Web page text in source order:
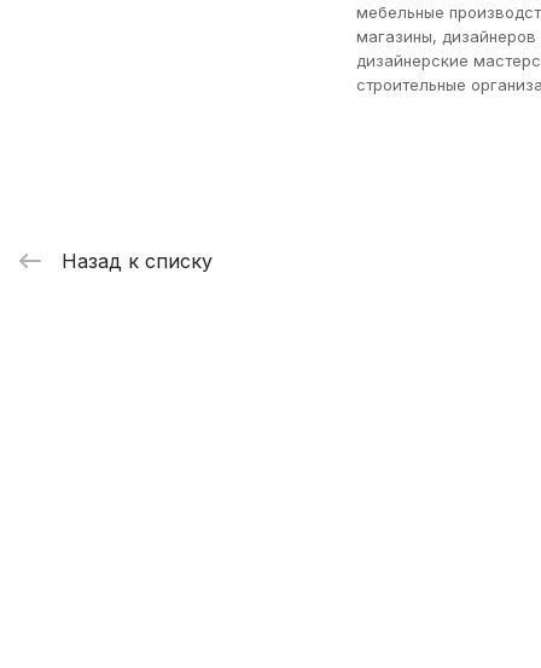
мебельные
магазины, дизайнеров
дизайнерские
строительные
Назад к списку